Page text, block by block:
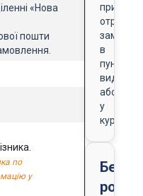
«Нова
пошти
по
у
при
в
пункті
видачі
або
у
кур'єра